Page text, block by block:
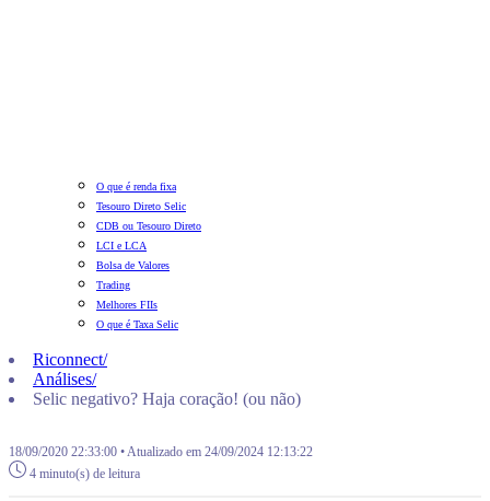
O que é renda fixa
Tesouro Direto Selic
CDB ou Tesouro Direto
LCI e LCA
Bolsa de Valores
Trading
Melhores FIIs
O que é Taxa Selic
Riconnect/
Análises/
Selic negativo? Haja coração! (ou não)
18/09/2020 22:33:00 • Atualizado em 24/09/2024 12:13:22
4 minuto(s) de leitura